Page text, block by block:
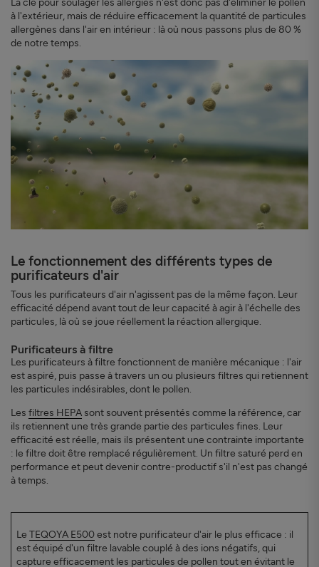
à l'extérieur, mais de réduire efficacement la quantité de particules
allergènes dans l'air en intérieur : là où nous passons plus de 80 %
de notre temps.
Le fonctionnement des différents types de
purificateurs d'air
Tous les purificateurs d'air n'agissent pas de la même façon. Leur
efficacité dépend avant tout de leur capacité à agir à l'échelle des
particules, là où se joue réellement la réaction allergique.
Purificateurs à filtre
Les purificateurs à filtre fonctionnent de manière mécanique : l'air
est aspiré, puis passe à travers un ou plusieurs filtres qui retiennent
les particules indésirables, dont le pollen.
Les filtres HEPA sont souvent présentés comme la référence, car
ils retiennent une très grande partie des particules fines. Leur
efficacité est réelle, mais ils présentent une contrainte importante
: le filtre doit être remplacé régulièrement. Un filtre saturé perd en
performance et peut devenir contre-productif s'il n'est pas changé
à temps.
Le TEQOYA E500est notre purificateur d'air le plus efficace : il
est équipé d'un filtre lavable couplé à des ions négatifs, qui
capture efficacement les particules de pollen tout en évitant le